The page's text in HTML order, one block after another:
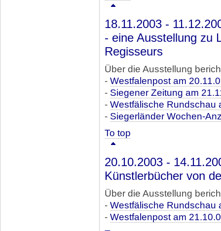
18.11.2003 -
- eine Ausstellung zu
Regisseurs
Über die Ausstellung
- Westfalenpost am
- Siegener Zeitung am
- Westfälische Rundschau
- Siegerländer Wochen-
To top
20.10.2003 -
Künstlerbücher von
Über die Ausstellung
- Westfälische Rundschau
- Westfalenpost am